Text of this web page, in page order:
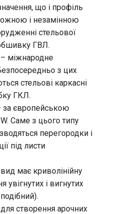
що і профіль
і незамінною
стельової
ГВЛ.
– міжнародне
з цих
стельові каркасні
ГКЛ.
за європейською
Саме з цього типу
перегородки і
під листи
має криволінійну
увігнутих і вигнутих
створення арочних